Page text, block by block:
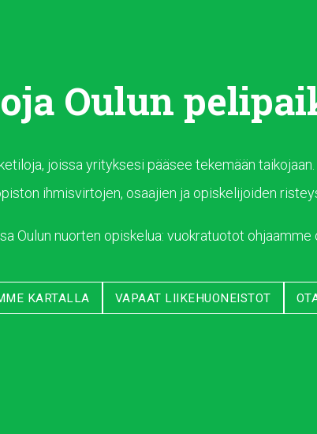
Oulun
joissa yrityksesi pääsee tekemään
ihmisvirtojen, osaajien ja opiskelijoiden
Oulun nuorten opiskelua: vuokratuotot
KARTALLA VAPAAT LIIKEHUONEISTOT